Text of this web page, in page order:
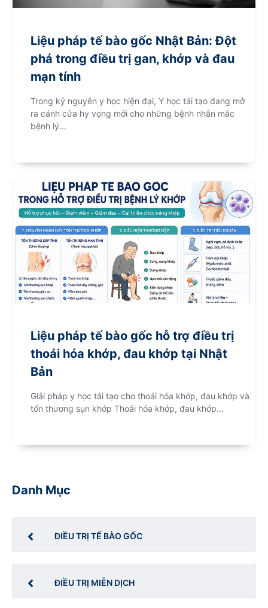
Liệu pháp tế bào gốc Nhật Bản: Đột
phá trong điều trị gan, khớp và đau
mạn tính
Trong kỷ nguyên y học hiện đại, Y học tái tạo đang mở
ra cánh cửa hy vọng mới cho những bệnh nhân mắc
bệnh lý...
Liệu pháp tế bào gốc hỗ trợ điều trị
thoái hóa khớp, đau khớp tại Nhật
Bản
Giải pháp y học tái tạo cho thoái hóa khớp, đau khớp và
tổn thương sụn khớp Thoái hóa khớp, đau khớp...
Danh Mục
ĐIỀU TRỊ TẾ BÀO GỐC
ĐIỀU TRỊ MIỄN DỊCH